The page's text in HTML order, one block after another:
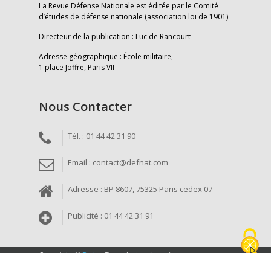
La Revue Défense Nationale est éditée par le Comité
d’études de défense nationale (association loi de 1901)
Directeur de la publication : Luc de Rancourt
Adresse géographique : École militaire,
1 place Joffre, Paris VII
Nous Contacter
Tél. : 01 44 42 31 90
Email : contact@defnat.com
Adresse : BP 8607, 75325 Paris cedex 07
Publicité : 01 44 42 31 91